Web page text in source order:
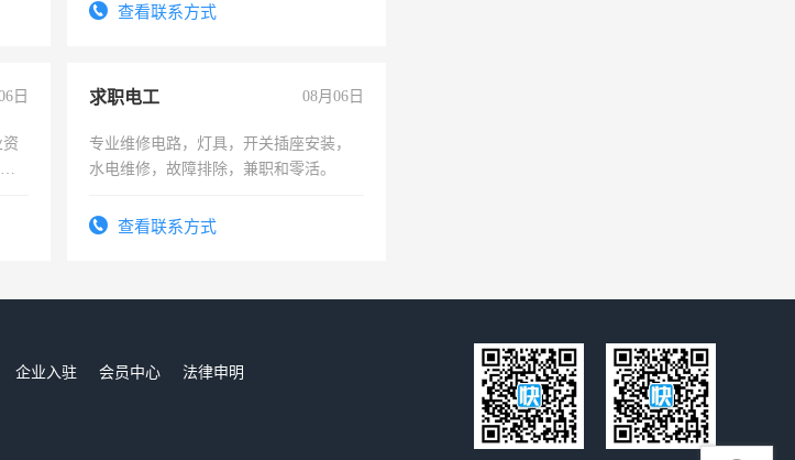
查看联系方式
日 求职电工 08月06日
专业维修电路，灯具，开关插座安装，
水电维修，故障排除，兼职和零活。
查看联系方式
企业入驻 会员中心
法律申明